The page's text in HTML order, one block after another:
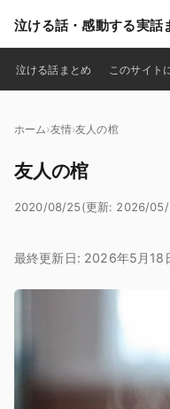
泣ける話・感動する実話
泣ける話まとめ このサイト
ホーム 友情 友人の棺
友人の棺
2020/08/25 (更新: 2026/
最終更新日: 2026年5月18